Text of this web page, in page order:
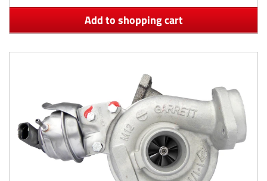
Add to shopping cart